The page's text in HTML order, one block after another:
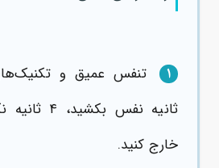
1
خارج کنید.